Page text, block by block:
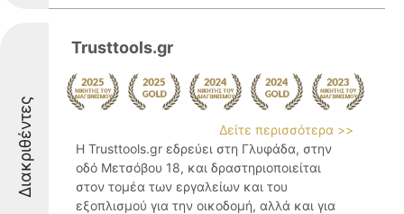
Διακριθέντες
Trusttools.gr
Δείτε περισσότερα >>
Η Trusttools.gr εδρεύει στη Γλυφάδα, στην
οδό Μετσόβου 18, και δραστηριοποιείται
στον τομέα των εργαλείων και του
εξοπλισμού για την οικοδομή, αλλά και για